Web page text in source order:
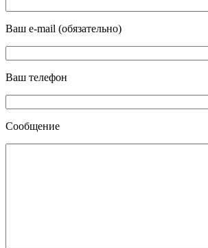
Ваш e-mail (обязательно)
Ваш телефон
Сообщение